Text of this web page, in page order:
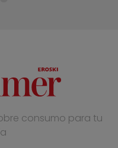
consumo para tu